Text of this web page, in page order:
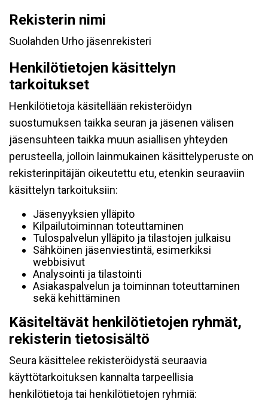
Rekisterin nimi
Suolahden Urho jäsenrekisteri
Henkilötietojen käsittelyn
tarkoitukset
Henkilötietoja käsitellään rekisteröidyn
suostumuksen taikka seuran ja jäsenen välisen
jäsensuhteen taikka muun asiallisen yhteyden
perusteella, jolloin lainmukainen käsittelyperuste on
rekisterinpitäjän oikeutettu etu, etenkin seuraaviin
käsittelyn tarkoituksiin:
Jäsenyyksien ylläpito
Kilpailutoiminnan toteuttaminen
Tulospalvelun ylläpito ja tilastojen julkaisu
Sähköinen jäsenviestintä, esimerkiksi
webbisivut
Analysointi ja tilastointi
Asiakaspalvelun ja toiminnan toteuttaminen
sekä kehittäminen
Käsiteltävät henkilötietojen ryhmät,
rekisterin tietosisältö
Seura käsittelee rekisteröidystä seuraavia
käyttötarkoituksen kannalta tarpeellisia
henkilötietoja tai henkilötietojen ryhmiä: